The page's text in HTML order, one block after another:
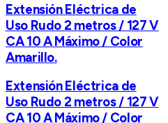
Extensión Eléctrica de
Uso Rudo 2 metros / 127 V
CA 10 A Máximo / Color
Amarillo.
Extensión Eléctrica de
Uso Rudo 2 metros / 127 V
CA 10 A Máximo / Color